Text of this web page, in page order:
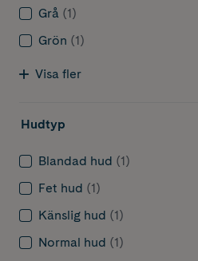
Grå (1)
Grön (1)
Visa fler
Hudtyp
Blandad hud (1)
Fet hud (1)
Känslig hud (1)
Normal hud (1)